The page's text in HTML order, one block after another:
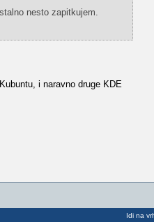
nesto zapitkujem.
i naravno druge KDE
Idi na